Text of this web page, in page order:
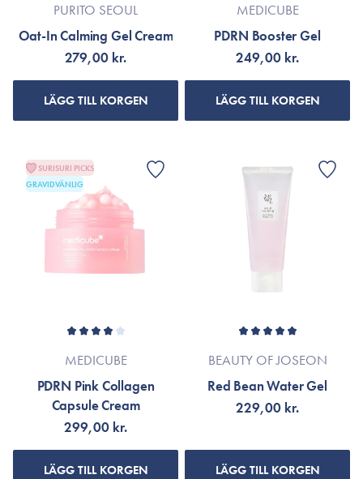
PURITO SEOUL
Oat-In Calming Gel Cream
279,00 kr.
LÄGG TILL KORGEN
MEDICUBE
PDRN Booster Gel
249,00 kr.
LÄGG TILL KORGEN
SURISURI PICKS
GRAVIDVÄNLIG
MEDICUBE
PDRN Pink Collagen
Capsule Cream
299,00 kr.
LÄGG TILL KORGEN
BEAUTY OF JOSEON
Red Bean Water Gel
229,00 kr.
LÄGG TILL KORGEN